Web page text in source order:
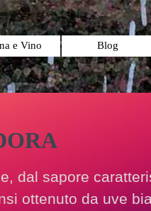
e Vino Blog
dal sapore
ottenuto da uve